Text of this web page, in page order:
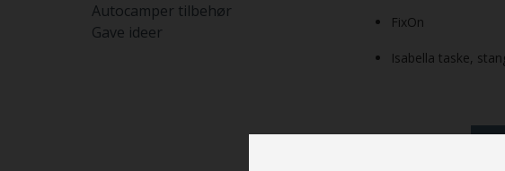
Autocamper tilbehør
Gave ideer
FixOn
Isabella taske,